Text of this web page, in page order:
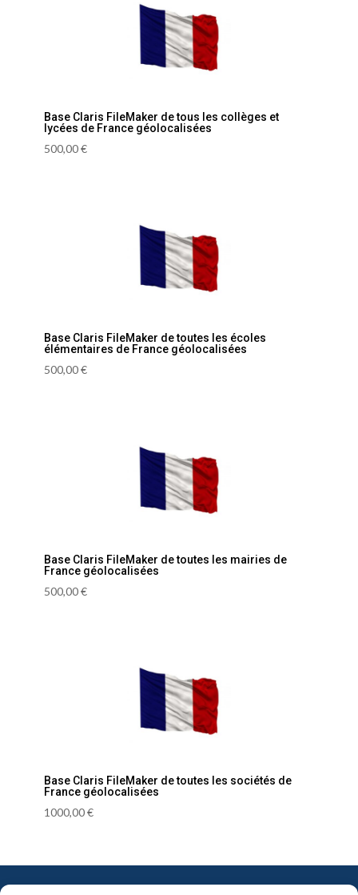
Base Claris FileMaker de tous les collèges et
lycées de France géolocalisées
500,00€
Base Claris FileMaker de toutes les écoles
élémentaires de France géolocalisées
500,00€
Base Claris FileMaker de toutes les mairies de
France géolocalisées
500,00€
Base Claris FileMaker de toutes les sociétés de
France géolocalisées
1000,00€